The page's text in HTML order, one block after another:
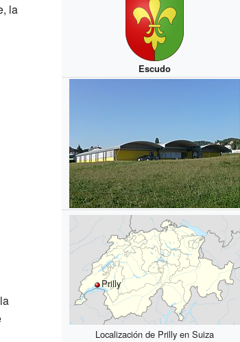
Escudo
Prilly
Localización de Prilly en Suiza
la